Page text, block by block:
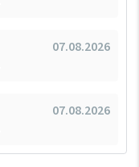
07.08.2026
07.08.2026